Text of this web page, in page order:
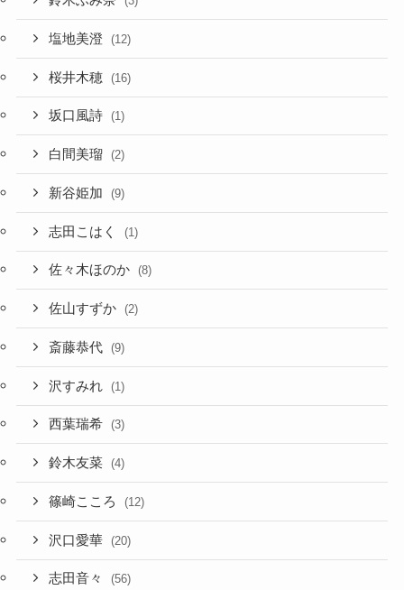
塩地美澄 (12)
桜井木穂 (16)
坂口風詩 (1)
白間美瑠 (2)
新谷姫加 (9)
志田こはく (1)
佐々木ほのか (8)
佐山すずか (2)
斎藤恭代 (9)
沢すみれ (1)
西葉瑞希 (3)
鈴木友菜 (4)
篠崎こころ (12)
沢口愛華 (20)
志田音々 (56)